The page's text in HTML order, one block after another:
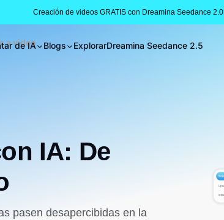
Creación de videos GRATIS con Dreamina Seedance 2.0
de IA Blogs ExplorarDreamina Seedance 2.5
a video
IA: De
pasen desapercibidas en la